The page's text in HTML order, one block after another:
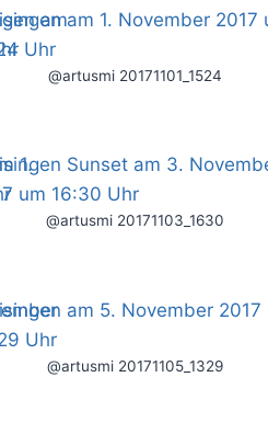
@artusmi 20171101_1524
@artusmi 20171103_1630
@artusmi 20171105_1329